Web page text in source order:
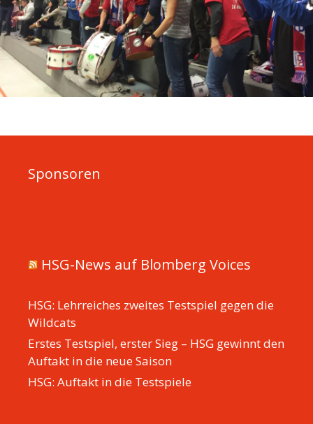
Sponsoren
HSG-News auf Blomberg Voices
HSG: Lehrreiches zweites Testspiel gegen die
Wildcats
Erstes Testspiel, erster Sieg – HSG gewinnt den
Auftakt in die neue Saison
HSG: Auftakt in die Testspiele